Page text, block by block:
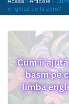
Acasă » Articole »
engleză de la zero?